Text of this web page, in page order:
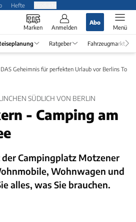
Hefte
Marken Anmelden
Abo
Menü
Ratgeber Fahrzeugmarkt
Geheimnis für perfekten Urlaub vor Berlins Toren
SÜDLICH VON BERLIN
- Camping am
Campingplatz Motzener
Wohnwagen und
alles, was Sie brauchen.